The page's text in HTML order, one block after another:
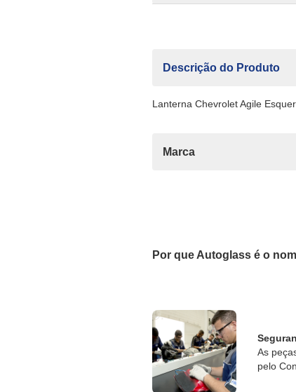
Descrição do Produto
Lanterna Chevrolet Agile
Marca
Por que Autoglass é o
As
pelo